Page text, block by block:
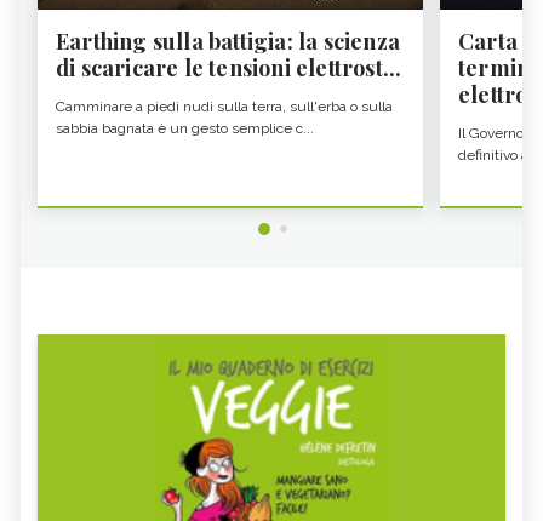
Earthing sulla battigia: la scienza
di scaricare le tensioni elettrost...
Camminare a piedi nudi sulla terra, sull'erba o sulla
sabbia bagnata è un gesto semplice c...
Carta
Il Governo
definitivo